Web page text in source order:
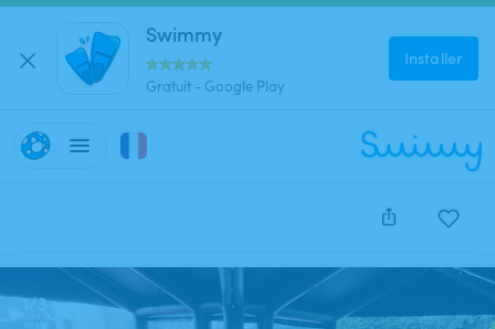
Swimmy
Gratuit - Google Play
Installer
Cette annonce est close et ne peut être réservée.
1/3